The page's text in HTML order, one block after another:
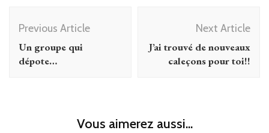
Navigation
Previous Article
Un groupe qui
dépote…
Next Article
J’ai trouvé de nouveaux
caleçons pour toi!!
Vous aimerez aussi...